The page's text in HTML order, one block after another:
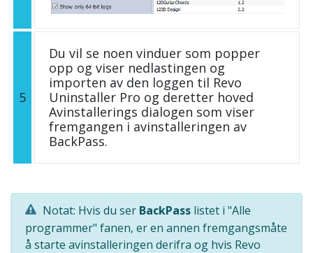
5
Du vil se noen vinduer som popper
opp og viser nedlastingen og
importen av den loggen til Revo
Uninstaller Pro og deretter hoved
Avinstallerings dialogen som viser
fremgangen i avinstalleringen av
BackPass.
Notat: Hvis du ser BackPass listet i "Alle
programmer" fanen, er en annen fremgangsmåte
å starte avinstalleringen derifra og hvis Revo